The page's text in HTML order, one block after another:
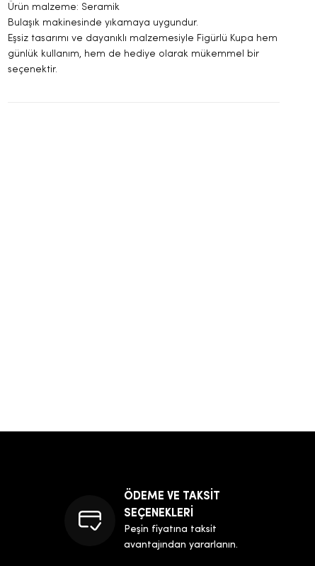
Ürün malzeme: Seramik
Bulaşık makinesinde yıkamaya uygundur.
Eşsiz tasarımı ve dayanıklı malzemesiyle Figürlü Kupa hem
günlük kullanım, hem de hediye olarak mükemmel bir
seçenektir.
ÖDEME VE TAKSİT
SEÇENEKLERİ
Peşin fiyatına taksit
avantajından yararlanın.